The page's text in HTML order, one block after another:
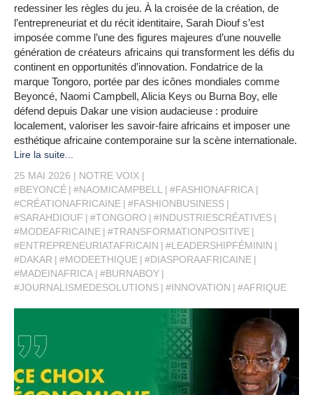
redessiner les règles du jeu. À la croisée de la création, de
l’entrepreneuriat et du récit identitaire, Sarah Diouf s’est
imposée comme l’une des figures majeures d’une nouvelle
génération de créateurs africains qui transforment les défis du
continent en opportunités d’innovation. Fondatrice de la
marque Tongoro, portée par des icônes mondiales comme
Beyoncé, Naomi Campbell, Alicia Keys ou Burna Boy, elle
défend depuis Dakar une vision audacieuse : produire
localement, valoriser les savoir-faire africains et imposer une
esthétique africaine contemporaine sur la scène internationale.
Lire la suite...
25 MAI 2026
NOTRE VOIX
#BEYONCÉ
#NAOMICAMPBELL
#FASHIONAFRICA
#CRÉATIONAFRICAINE
#FASHIONBUSINESS
#SARAHDIOUF
#TONGORO
#INDUSTRIESCRÉATIVES
#MODEAFRICAINE
#TRANSFORMATIONPOSITIVE
#ENTREPRENEURIATAFRICAIN
#LEADERSHIPFÉMININ
#DAKAR
#MODEETHIQUE
#DIASPORAAFRICAINE
#MADEINAFRICA
#BURNABOY
#JOURNALISMEDESOLUTIONS
#INNOVATION #AFRIQUE